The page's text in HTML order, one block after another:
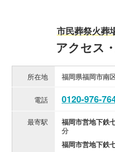
市民葬祭火葬
アクセス
所在地 福岡県福岡市南
電話 0120-976-
最寄駅 福岡市営地下鉄
分
福岡市営地下鉄